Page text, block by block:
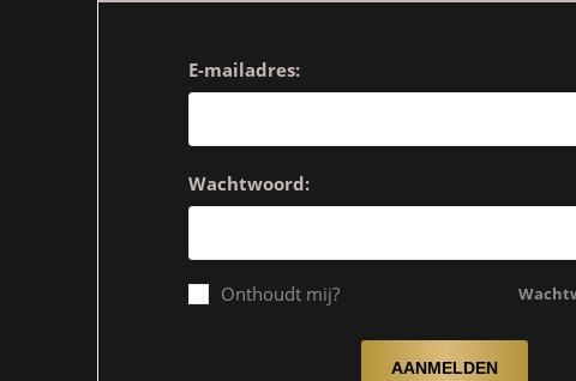
E-mailadres:
Wachtwoord:
Onthoudt mij?